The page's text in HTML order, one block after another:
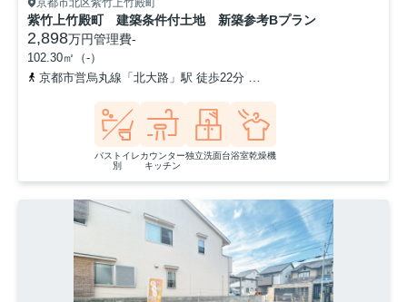
京都市北区紫竹上竹殿町
紫竹上竹殿町 建築条件付土地 新築参考Bプラン
2,898万円管理費-
102.30㎡（-）
京都市営烏丸線「北大路」駅 徒歩22分
バストイレ
別
カウンター
キッチン
独立洗面台浴室乾燥機